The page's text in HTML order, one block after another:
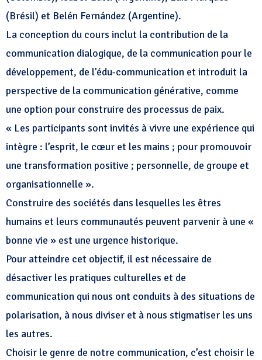
(Brésil) et Belén Fernández (Argentine).
La conception du cours inclut la contribution de la
communication dialogique, de la communication pour le
développement, de l’édu-communication et introduit la
perspective de la communication générative, comme
une option pour construire des processus de paix.
« Les participants sont invités à vivre une expérience qui
intègre : l’esprit, le cœur et les mains ; pour promouvoir
une transformation positive ; personnelle, de groupe et
organisationnelle ».
Construire des sociétés dans lesquelles les êtres
humains et leurs communautés peuvent parvenir à une «
bonne vie » est une urgence historique.
Pour atteindre cet objectif, il est nécessaire de
désactiver les pratiques culturelles et de
communication qui nous ont conduits à des situations de
polarisation, à nous diviser et à nous stigmatiser les uns
les autres.
Choisir le genre de notre communication, c’est choisir le